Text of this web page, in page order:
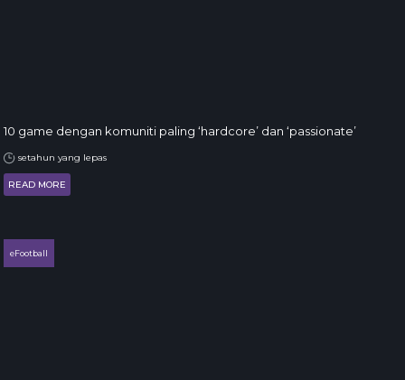
10 game dengan komuniti paling ‘hardcore’ dan ‘passionate’
setahun yang lepas
READ MORE
eFootball